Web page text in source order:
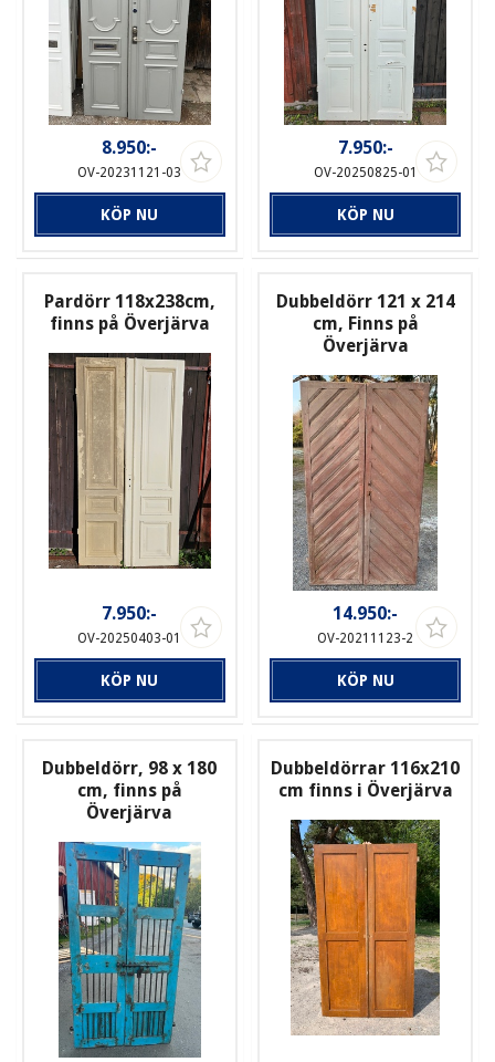
8.950:-
OV-20231121-03
KÖP NU
7.950:-
OV-20250825-01
KÖP NU
Pardörr 118x238cm,
finns på Överjärva
7.950:-
OV-20250403-01
KÖP NU
Dubbeldörr 121 x 214
cm, Finns på
Överjärva
14.950:-
OV-20211123-2
KÖP NU
Dubbeldörr, 98 x 180
cm, finns på
Överjärva
Dubbeldörrar 116x210
cm finns i Överjärva